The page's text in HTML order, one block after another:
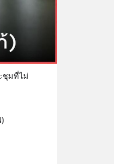
ชุมที่ไม่